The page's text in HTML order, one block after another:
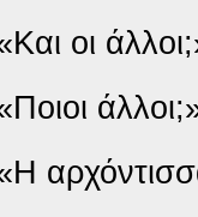
οι